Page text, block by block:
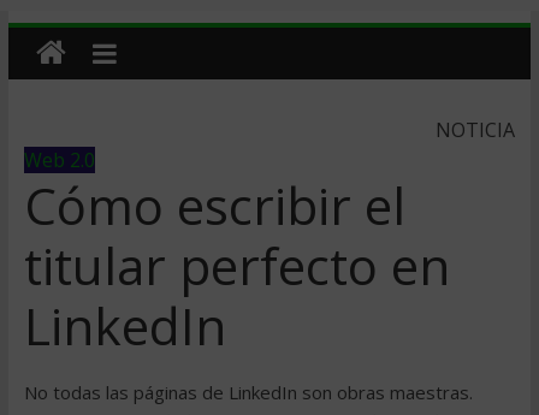
NOTICIA
Web 2.0
Cómo escribir el
titular perfecto en
LinkedIn
No todas las páginas de LinkedIn son obras maestras.